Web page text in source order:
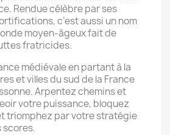
Rendue célèbre par ses
c’est aussi un nom
moyen-âgeux fait de
fratricides.
médiévale en partant à la
et villes du sud de la France
Arpentez chemins et
votre puissance, bloquez
triomphez par votre stratégie
scores.